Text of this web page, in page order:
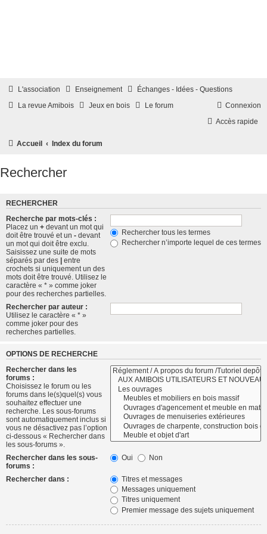
L'association Enseignement
Échanges - Idées - Questions
La revue Amibois
Jeux en bois Le forum
Connexion
Accès rapide
Accueil Index du forum
Rechercher
RECHERCHER
Recherche par mots-clés :
Placez un + devant un mot qui
doit être trouvé et un - devant
un mot qui doit être exclu.
Saisissez une suite de mots
séparés par des
entre
crochets si uniquement un des
mots doit être trouvé. Utilisez le
caractère « * » comme joker
pour des recherches partielles.
Rechercher tous les termes
Rechercher n’importe lequel de ces termes
Rechercher par auteur :
Utilisez le caractère « * »
comme joker pour des
recherches partielles.
OPTIONS DE RECHERCHE
Rechercher dans les
forums :
Choisissez le forum ou les
forums dans le(s)quel(s) vous
souhaitez effectuer une
recherche. Les sous-forums
sont automatiquement inclus si
vous ne désactivez pas l’option
ci-dessous « Rechercher dans
les sous-forums ».
Rechercher dans les sous-
forums :
Oui Non
Rechercher dans :
Titres et messages
Messages uniquement
Titres uniquement
Premier message des sujets uniquement